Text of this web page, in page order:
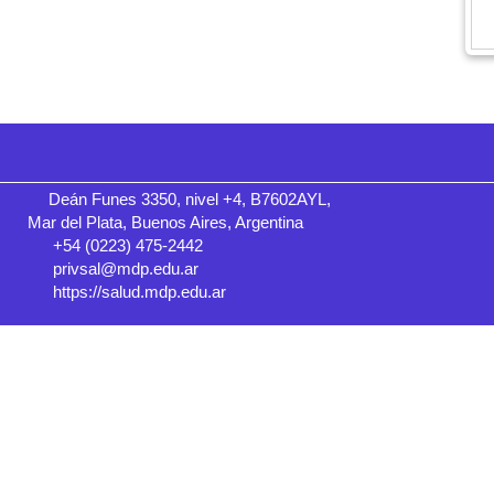
Deán Funes 3350, nivel +4, B7602AYL,
Mar del Plata, Buenos Aires, Argentina
+54 (0223) 475-2442
privsal@mdp.edu.ar
https://salud.mdp.edu.ar